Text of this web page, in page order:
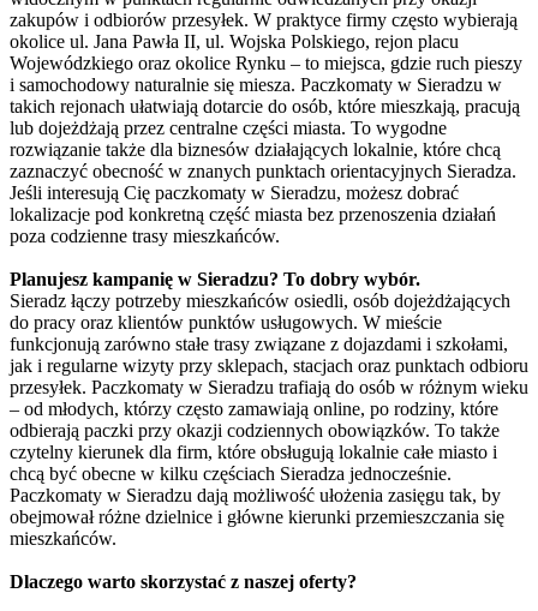
zakupów i odbiorów przesyłek. W praktyce firmy często wybierają
okolice ul. Jana Pawła II, ul. Wojska Polskiego, rejon placu
Wojewódzkiego oraz okolice Rynku – to miejsca, gdzie ruch pieszy
i samochodowy naturalnie się miesza. Paczkomaty w Sieradzu w
takich rejonach ułatwiają dotarcie do osób, które mieszkają, pracują
lub dojeżdżają przez centralne części miasta. To wygodne
rozwiązanie także dla biznesów działających lokalnie, które chcą
zaznaczyć obecność w znanych punktach orientacyjnych Sieradza.
Jeśli interesują Cię paczkomaty w Sieradzu, możesz dobrać
lokalizacje pod konkretną część miasta bez przenoszenia działań
poza codzienne trasy mieszkańców.
Planujesz kampanię w Sieradzu? To dobry wybór.
Sieradz łączy potrzeby mieszkańców osiedli, osób dojeżdżających
do pracy oraz klientów punktów usługowych. W mieście
funkcjonują zarówno stałe trasy związane z dojazdami i szkołami,
jak i regularne wizyty przy sklepach, stacjach oraz punktach odbioru
przesyłek. Paczkomaty w Sieradzu trafiają do osób w różnym wieku
– od młodych, którzy często zamawiają online, po rodziny, które
odbierają paczki przy okazji codziennych obowiązków. To także
czytelny kierunek dla firm, które obsługują lokalnie całe miasto i
chcą być obecne w kilku częściach Sieradza jednocześnie.
Paczkomaty w Sieradzu dają możliwość ułożenia zasięgu tak, by
obejmował różne dzielnice i główne kierunki przemieszczania się
mieszkańców.
Dlaczego warto skorzystać z naszej oferty?